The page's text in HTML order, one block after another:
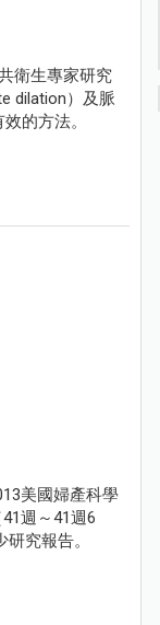
衛生專家研究
dilation）及脈
的方法。
美國婦產科學
週～41週6
究報告。